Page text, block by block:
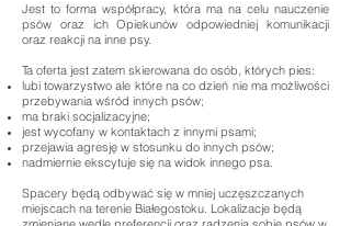
Jest to forma współpracy, która ma na celu nauczenie
psów oraz ich Opiekunów odpowiedniej komunikacji
oraz reakcji na inne psy.
Ta oferta jest zatem skierowana do osób, których pies:
lubi towarzystwo ale które na co dzień nie ma możliwości
przebywania wśród innych psów;
ma braki socjalizacyjne;
jest wycofany w kontaktach z innymi psami;
przejawia agresję w stosunku do innych psów;
nadmiernie ekscytuje się na widok innego psa.
Spacery będą odbywać się w mniej uczęszczanych
miejscach na terenie Białegostoku. Lokalizacje będą